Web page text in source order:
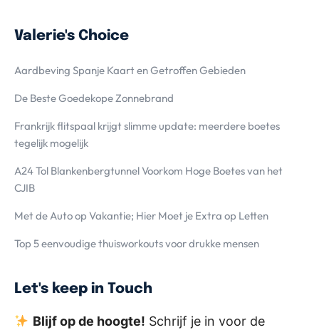
Valerie's Choice
Aardbeving Spanje Kaart en Getroffen Gebieden
De Beste Goedekope Zonnebrand
Frankrijk flitspaal krijgt slimme update: meerdere boetes
tegelijk mogelijk
A24 Tol Blankenbergtunnel Voorkom Hoge Boetes van het
CJIB
Met de Auto op Vakantie; Hier Moet je Extra op Letten
Top 5 eenvoudige thuisworkouts voor drukke mensen
Let's keep in Touch
Blijf op de hoogte! Schrijf je in voor de